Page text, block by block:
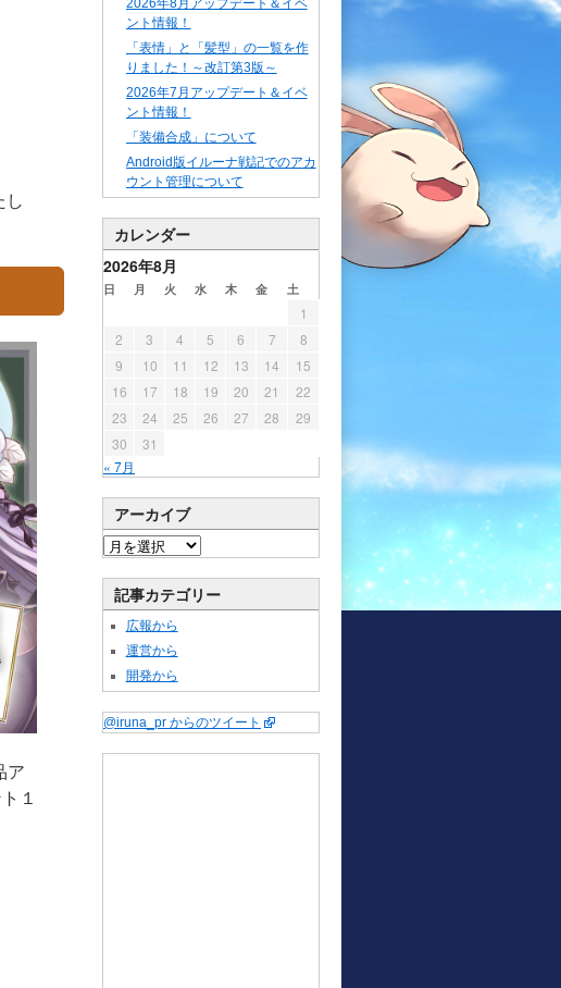
し
ア
１
2026年8月アップデート＆イベ
ント情報！
「表情」と「髪型」の一覧を作
りました！～改訂第3版～
2026年7月アップデート＆イベ
ント情報！
「装備合成」について
Android版イルーナ戦記でのアカ
ウント管理について
カレンダー
2026年8月
日 月 火 水 木 金 土
« 7月
1
2
3 4 5 6 7
8
9
10 11 12 13 14
15
16
17 18 19 20 21
22
23
24 25 26 27 28
29
30
31
アーカイブ
記事カテゴリー
広報から
運営から
開発から
@iruna_pr からのツイート